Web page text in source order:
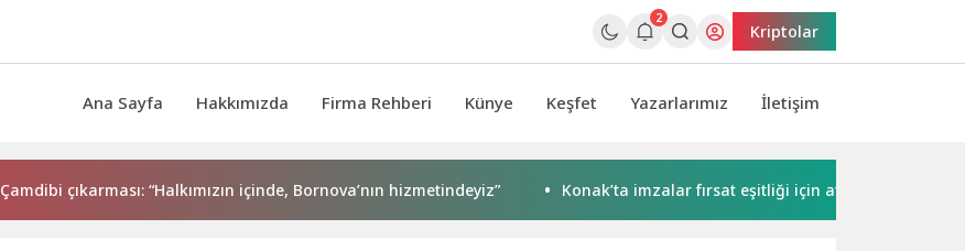
2
Kriptolar
Ana Sayfa Hakkımızda Firma Rehberi Künye Keşfet Yazarlarımız İletişim
çıkarması: “Halkımızın içinde, Bornova’nın hizmetindeyiz” Konak’ta imzalar fırsat eşitliği için atıldı